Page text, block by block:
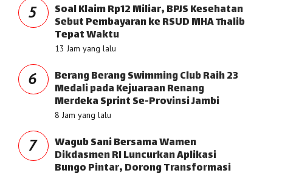
5 Soal Klaim Rp12 Miliar, BPJS Kesehatan
Sebut Pembayaran ke RSUD MHA Thalib
Tepat Waktu
13 Jam yang lalu
6 Berang Berang Swimming Club Raih 23
Medali pada Kejuaraan Renang
Merdeka Sprint Se-Provinsi Jambi
8 Jam yang lalu
7 Wagub Sani Bersama Wamen
Dikdasmen RI Luncurkan Aplikasi
Bungo Pintar, Dorong Transformasi